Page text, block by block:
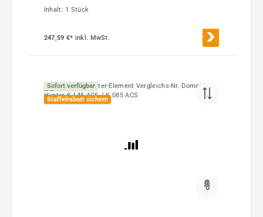
Inhalt: 1 Stück
247,59 €* inkl. MwSt.
Sofort verfügbar
Staffelrabatt sichern